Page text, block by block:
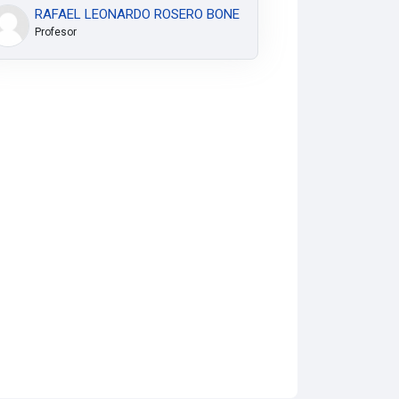
RAFAEL LEONARDO ROSERO BONE
Profesor